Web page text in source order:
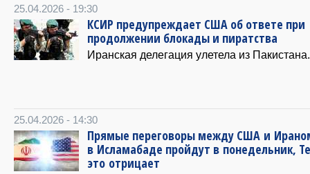
25.04.2026 - 19:30
КСИР предупреждает США об ответе при
продолжении блокады и пиратства
Иранская делегация улетела из Пакистана.
25.04.2026 - 14:30
Прямые переговоры между США и
в Исламабаде пройдут в понедельник,
это отрицает